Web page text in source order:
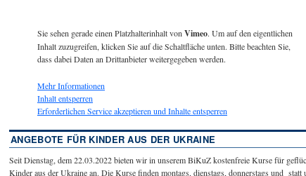
Sie sehen gerade einen Platzhalterinhalt von Vimeo. Um auf den eigentlichen
Inhalt zuzugreifen, klicken Sie auf die Schaltfläche unten. Bitte beachten Sie,
dass dabei Daten an Drittanbieter weitergegeben werden.
Mehr Informationen
Inhalt entsperren
Erforderlichen Service akzeptieren und Inhalte entsperren
ANGEBOTE FÜR KINDER AUS DER UKRAINE
Seit Dienstag, dem 22.03.2022 bieten wir in unserem BiKuZ kostenfreie Kurse für
Kinder aus der Ukraine an. Die Kurse finden montags, dienstags, donnerstags und statt